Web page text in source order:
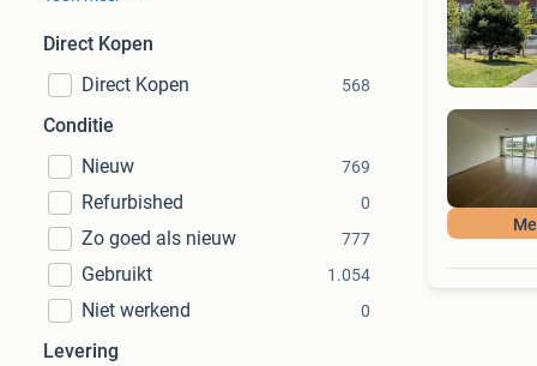
Direct Kopen
Direct Kopen
568
Conditie
Nieuw
769
Refurbished 0
Zo goed als nieuw 777
Gebruikt 1.054
Niet werkend 0
Levering